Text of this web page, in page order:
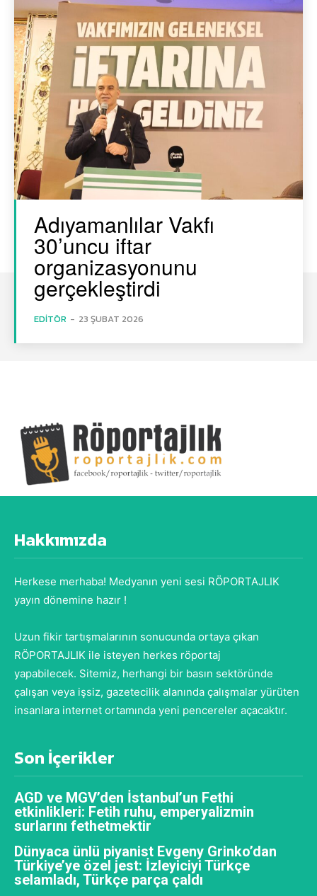
Adıyamanlılar Vakfı
30’uncu iftar
organizasyonunu
gerçekleştirdi
EDITÖR - 23 ŞUBAT 2026
Hakkımızda
Herkese merhaba! Medyanın yeni sesi RÖPORTAJLIK
yayın dönemine hazır !
Uzun fikir tartışmalarının sonucunda ortaya çıkan
RÖPORTAJLIK ile isteyen herkes röportaj
yapabilecek. Sitemiz, herhangi bir basın sektöründe
çalışan veya işsiz, gazetecilik alanında çalışmalar yürüten
insanlara internet ortamında yeni pencereler açacaktır.
Son İçerikler
AGD ve MGV’den İstanbul’un Fethi
etkinlikleri: Fetih ruhu, emperyalizmin
surlarını fethetmektir
Dünyaca ünlü piyanist Evgeny Grinko’dan
Türkiye’ye özel jest: İzleyiciyi Türkçe
selamladı, Türkçe parça çaldı